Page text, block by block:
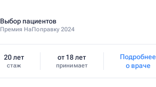
Выбор пациентов
Премия НаПоправку 2024
20 лет
стаж
от 18 лет
принимает
Подробнее
о враче